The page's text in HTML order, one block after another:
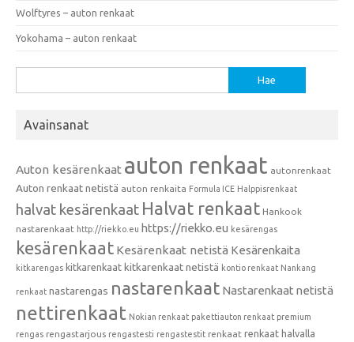
Wolftyres – auton renkaat
Yokohama – auton renkaat
Avainsanat
Auton kesärenkaat auton renkaat autonrenkaat
Auton renkaat netistä auton renkaita Formula ICE Halppisrenkaat
halvat kesärenkaat Halvat renkaat Hankook
nastarenkaat http://riekko.eu https://riekko.eu kesärengas
kesärenkaat Kesärenkaat netistä Kesärenkaita
kitkarengas kitkarenkaat kitkarenkaat netistä kontio renkaat Nankang
renkaat nastarengas nastarenkaat Nastarenkaat netistä
nettirenkaat Nokian renkaat pakettiauton renkaat premium
rengas rengastarjous rengastesti rengastestit renkaat renkaat halvalla